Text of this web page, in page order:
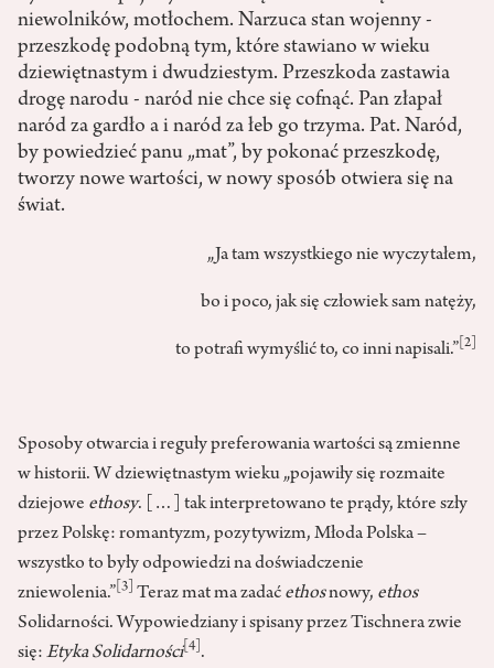
niewolników, motłochem. Narzuca stan wojenny -
przeszkodę podobną tym, które stawiano w wieku
dziewiętnastym i dwudziestym. Przeszkoda zastawia
drogę narodu - naród nie chce się cofnąć. Pan złapał
naród za gardło a i naród za łeb go trzyma. Pat. Naród,
by powiedzieć panu „mat”, by pokonać przeszkodę,
tworzy nowe wartości, w nowy sposób otwiera się na
świat.
„Ja tam wszystkiego nie wyczytałem,
bo i poco, jak się człowiek sam natęży,
to potrafi wymyślić to, co inni napisali.” [2]
Sposoby otwarcia i reguły preferowania wartości są zmienne
w historii. W dziewiętnastym wieku „pojawiły się rozmaite
dziejowe ethosy. […] tak interpretowano te prądy, które szły
przez Polskę: romantyzm, pozytywizm, Młoda Polska –
wszystko to były odpowiedzi na doświadczenie
zniewolenia.” [3] Teraz mat ma zadać ethosnowy, ethos
Solidarności. Wypowiedziany i spisany przez Tischnera zwie
się: Etyka Solidarności[4] .